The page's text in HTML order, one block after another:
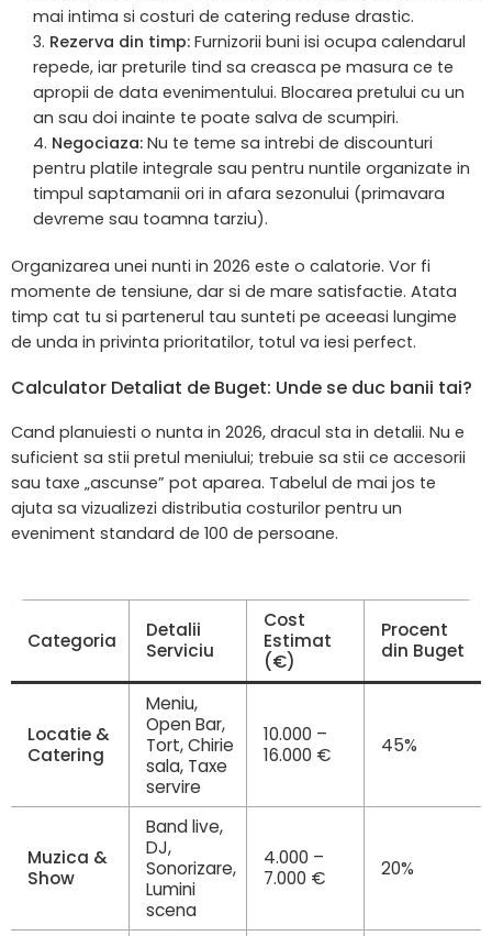
mai intima si costuri de catering reduse drastic.
Rezerva din timp: Furnizorii buni isi ocupa calendarul
repede, iar preturile tind sa creasca pe masura ce te
apropii de data evenimentului. Blocarea pretului cu un
an sau doi inainte te poate salva de scumpiri.
Negociaza: Nu te teme sa intrebi de discounturi
pentru platile integrale sau pentru nuntile organizate in
timpul saptamanii ori in afara sezonului (primavara
devreme sau toamna tarziu).
Organizarea unei nunti in 2026 este o calatorie. Vor fi
momente de tensiune, dar si de mare satisfactie. Atata
timp cat tu si partenerul tau sunteti pe aceeasi lungime
de unda in privinta prioritatilor, totul va iesi perfect.
Calculator Detaliat de Buget: Unde se duc banii tai?
Cand planuiesti o nunta in 2026, dracul sta in detalii. Nu e
suficient sa stii pretul meniului; trebuie sa stii ce accesorii
sau taxe „ascunse” pot aparea. Tabelul de mai jos te
ajuta sa vizualizezi distributia costurilor pentru un
eveniment standard de 100 de persoane.
Categoria
Detalii
Serviciu
Cost
Estimat
(€)
Procent
din Buget
Locatie &
Catering
Meniu,
Open Bar,
Tort, Chirie
sala, Taxe
servire
10.000 –
16.000 €
45%
Muzica &
Show
Band live,
DJ,
Sonorizare,
Lumini
scena
4.000 –
7.000 €
20%